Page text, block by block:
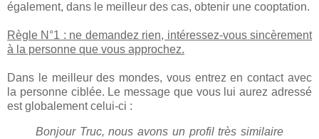
également, dans le meilleur des cas, obtenir une cooptation.
Règle N°1 : ne demandez rien, intéressez-vous sincèrement
à la personne que vous approchez.
Dans le meilleur des mondes, vous entrez en contact avec
la personne ciblée. Le message que vous lui aurez adressé
est globalement celui-ci :
Bonjour Truc, nous avons un profil très similaire